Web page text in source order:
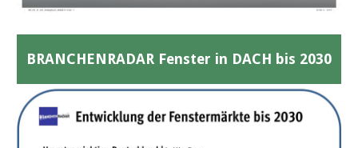
BRANCHENRADAR Fenster in DACH bis 2030